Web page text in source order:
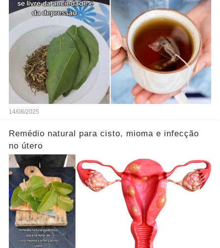
14/08/2025
Remédio natural para cisto, mioma e infecção
no útero